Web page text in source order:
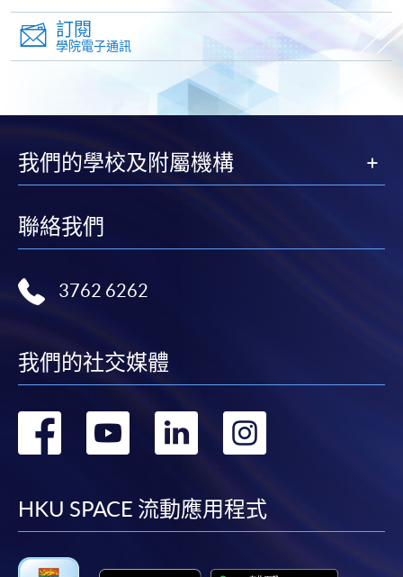
除本學院網頁所列明的學費外，個別課程或有其他額
外收費，詳情請聯絡有關學科職員。
學費及學額不得轉讓他人。一經取錄，學員不得轉讀
其他課程，惟學院對特殊情況，可酌情處理。轉讀申
請一經批准，學員須繳付港幣120元手續費。
人資料，概不負責。
若學員有意申請付款證明書，請把填妥之申請表、貼
上足夠郵資的回郵信封、連同劃線支票交回本學院。
每張收據申請費用為港幣30 元。支票抬頭註明「香
訂閱
學院電子通訊
我們的學校及附屬機構
聯絡我們
3762 6262
我們的社交媒體
轉
facebook
轉
youtube
轉
linkedin
轉
HKU SPACE 流動應用程式